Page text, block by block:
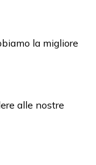
la migliore
alle nostre